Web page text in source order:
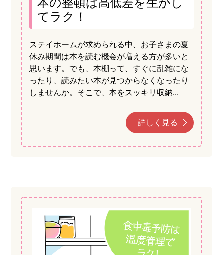
てラク！
ステイホームが求められる中、お子さまの夏
休み期間は本を読む機会が増える方が多いと
思います。でも、本棚って、すぐに乱雑にな
ったり、読みたい本が見つからなくなったり
しませんか。そこで、本をスッキリ収納...
詳しく見る